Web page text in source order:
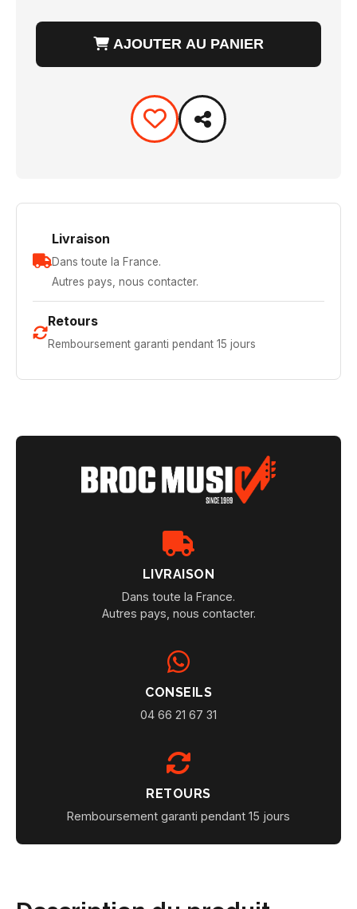
AJOUTER AU PANIER
Livraison
Dans toute la France.
Autres pays, nous contacter.
Retours
Remboursement garanti pendant 15 jours
LIVRAISON
Dans toute la France.
Autres pays, nous contacter.
CONSEILS
04 66 21 67 31
RETOURS
Remboursement garanti pendant 15 jours